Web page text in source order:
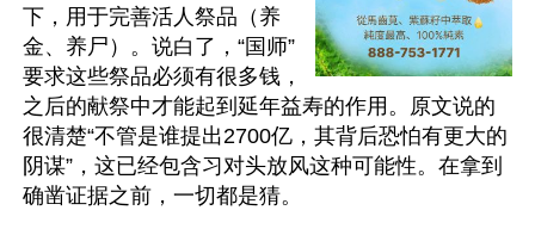
下，用于完善活人祭品（养
金、养尸）。说白了，“国师”
要求这些祭品必须有很多钱，
之后的献祭中才能起到延年益寿的作用。原文说的
很清楚“不管是谁提出2700亿，其背后恐怕有更大的
阴谋”，这已经包含习对头放风这种可能性。在拿到
确凿证据之前，一切都是猜。